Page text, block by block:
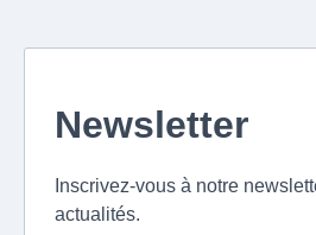
Newsletter
Inscrivez-vous à notre
actualités.